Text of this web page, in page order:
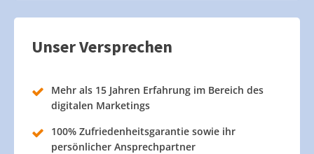
Unser Versprechen
Mehr als 15 Jahren Erfahrung im Bereich des
digitalen Marketings
100% Zufriedenheitsgarantie sowie ihr
persönlicher Ansprechpartner